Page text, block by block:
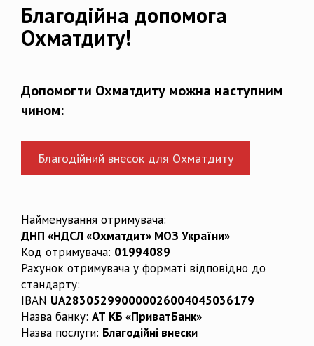
Благодійна допомога
Охматдиту!
Допомогти Охматдиту можна наступним
чином:
Благодійний внесок для Охматдиту
Найменування отримувача:
ДНП «НДСЛ «Охматдит» МОЗ України»
Код отримувача: 01994089
Рахунок отримувача у форматі відповідно до
стандарту:
IBAN UA283052990000026004045036179
Назва банку: АТ КБ «ПриватБанк»
Назва послуги: Благодійні внески